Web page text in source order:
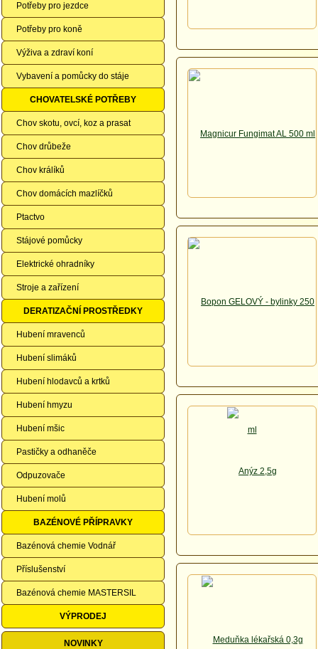
Potřeby pro jezdce
Potřeby pro koně
Výživa a zdraví koní
Vybavení a pomůcky do stáje
CHOVATELSKÉ POTŘEBY
Chov skotu, ovcí, koz a prasat
Chov drůbeže
Chov králíků
Chov domácích mazlíčků
Ptactvo
Stájové pomůcky
Elektrické ohradníky
Stroje a zařízení
DERATIZAČNÍ PROSTŘEDKY
Hubení mravenců
Hubení slimáků
Hubení hlodavců a krtků
Hubení hmyzu
Hubení mšic
Pastičky a odhaněče
Odpuzovače
Hubení molů
BAZÉNOVÉ PŘÍPRAVKY
Bazénová chemie Vodnář
Příslušenství
Bazénová chemie MASTERSIL
VÝPRODEJ
NOVINKY